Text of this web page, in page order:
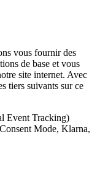
vous fournir des
de base et vous
site internet. Avec
tiers suivants sur ce
Event Tracking)
Mode, Klarna,